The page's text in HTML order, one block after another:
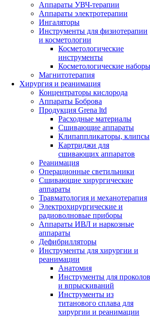
Аппараты УВЧ-терапии
Аппараты электротерапии
Ингаляторы
Инструменты для физиотерапии
и косметологии
Косметологические
инструменты
Косметологические наборы
Магнитотерапия
Хирургия и реанимация
Концентраторы кислорода
Аппараты Боброва
Продукция Grena ltd
Расходные материалы
Сшивающие аппараты
Клипаппликаторы, клипсы
Картриджи для
сшивающих аппаратов
Реанимация
Операционные светильники
Сшивающие хирургические
аппараты
Травматология и механотерапия
Электрохирургические и
радиоволновые приборы
Аппараты ИВЛ и наркозные
аппараты
Дефибрилляторы
Инструменты для хирургии и
реанимации
Анатомия
Инструменты для проколов
и впрыскиваний
Инструменты из
титанового сплава для
хирургии и реанимации